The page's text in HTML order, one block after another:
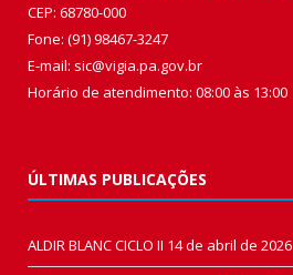
CEP: 68780-000
Fone: (91) 98467-3247
E-mail: sic@vigia.pa.gov.br
Horário de atendimento: 08:00 às 13:00
ÚLTIMAS PUBLICAÇÕES
ALDIR BLANC CICLO II 14 de abril de 2026